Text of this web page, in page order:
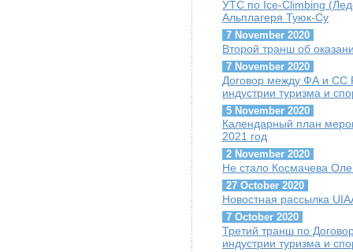
УТС по Ice-Climbing
Альплагеря Туюк-Су
7 November 2020
Второй транш об
7 November 2020
Договор между ФА и СС
индустрии туризма и
5 November 2020
Календарный план
2021 год
2 November 2020
Не стало Космачева
27 October 2020
Новостная рассылка
7 October 2020
Третий транш по
индустрии туризма и